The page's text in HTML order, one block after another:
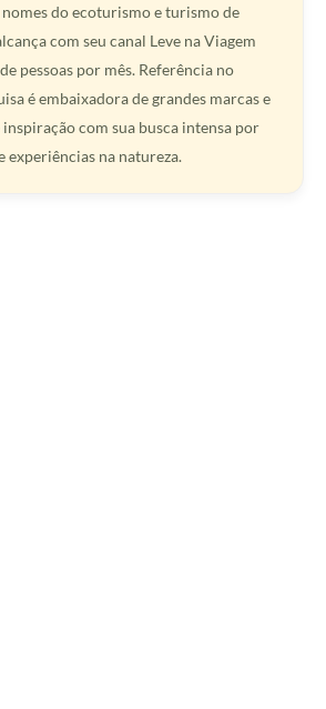
do ecoturismo e turismo de
com seu canal Leve na Viagem
pessoas por mês. Referência no
é embaixadora de grandes marcas e
com sua busca intensa por
experiências na natureza.